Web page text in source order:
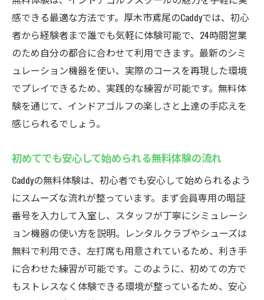
感できる最適な方法です。厚木市鳶尾のCaddyでは、初心
者から経験者まで誰でも気軽に体験可能で、24時間営業
のため自分の都合に合わせて利用できます。最新のシミ
ュレーション機器を使い、実際のコースを再現した環境
でプレイできるため、実践的な練習が可能です。無料体
験を通じて、インドアゴルフの楽しさと上達の手応えを
感じられるでしょう。
初めてでも安心して始められる無料体験の流れ
Caddyの無料体験は、初心者でも安心して始められるよう
にスムーズな流れが整っています。まず会員専用の暗証
番号を入力して入室し、スタッフが丁寧にシミュレーシ
ョン機器の使い方を説明。レンタルクラブやシューズは
無料で利用でき、左打席も用意されているため、利き手
に合わせた練習が可能です。このように、初めての方で
もストレスなく体験できる環境が整っているため、安心